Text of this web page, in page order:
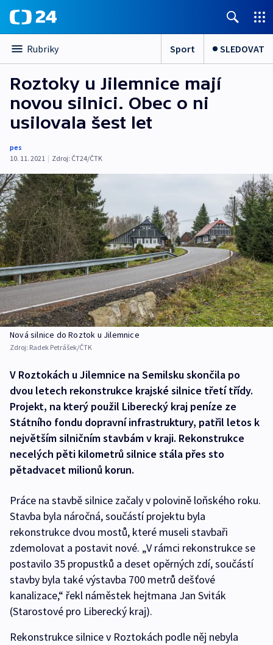
Rubriky Sport SLEDOVAT
Roztoky u Jilemnice mají
novou silnici. Obec o ni
usilovala šest let
pes
10. 11. 2021 | Zdroj: ČT24/ČTK
Nová silnice do Roztok u Jilemnice
Zdroj: Radek Petrášek/ČTK
V Roztokách u Jilemnice na Semilsku skončila po
dvou letech rekonstrukce krajské silnice třetí třídy.
Projekt, na který použil Liberecký kraj peníze ze
Státního fondu dopravní infrastruktury, patřil letos k
největším silničním stavbám v kraji. Rekonstrukce
necelých pěti kilometrů silnice stála přes sto
pětadvacet milionů korun.
Práce na stavbě silnice začaly v polovině loňského roku.
Stavba byla náročná, součástí projektu byla
rekonstrukce dvou mostů, které museli stavbaři
zdemolovat a postavit nové. „V rámci rekonstrukce se
postavilo 35 propustků a deset opěrných zdí, součástí
stavby byla také výstavba 700 metrů dešťové
kanalizace,“ řekl náměstek hejtmana Jan Sviták
(Starostové pro Liberecký kraj).
Rekonstrukce silnice v Roztokách podle něj nebyla